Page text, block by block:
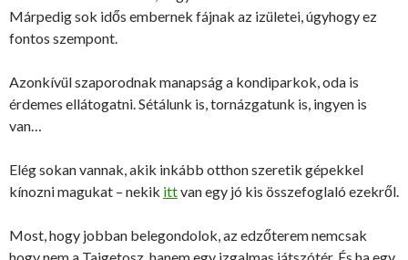
Márpedig sok idős embernek fájnak az izületei, úgyhogy ez
fontos szempont.
Azonkívül szaporodnak manapság a kondiparkok, oda is
érdemes ellátogatni. Sétálunk is, tornázgatunk is, ingyen is
van…
Elég sokan vannak, akik inkább otthon szeretik gépekkel
kínozni magukat – nekik ittvan egy jó kis összefoglaló ezekről.
Most, hogy jobban belegondolok, az edzőterem nemcsak